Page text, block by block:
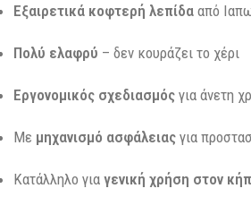
Εξαιρετικά κοφτερή λεπίδα από
Πολύ ελαφρύ – δεν κουράζει το χέρι
Εργονομικός σχεδιασμός για άνετη
Με μηχανισμό ασφάλειας για
Κατάλληλο για γενική χρήση στον